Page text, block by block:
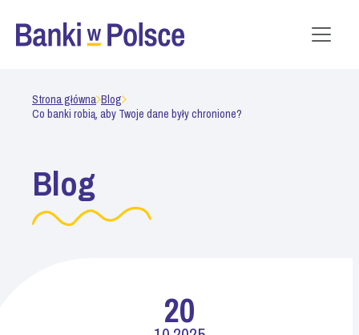
Strona główna Blog
Co banki robią, aby Twoje dane były chronione?
Blog
20